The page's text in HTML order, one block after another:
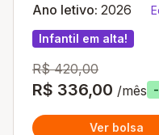
Ano letivo: 2026
Infantil em alta!
R$ 420,00
R$ 336,00 /mês
Ver bolsa